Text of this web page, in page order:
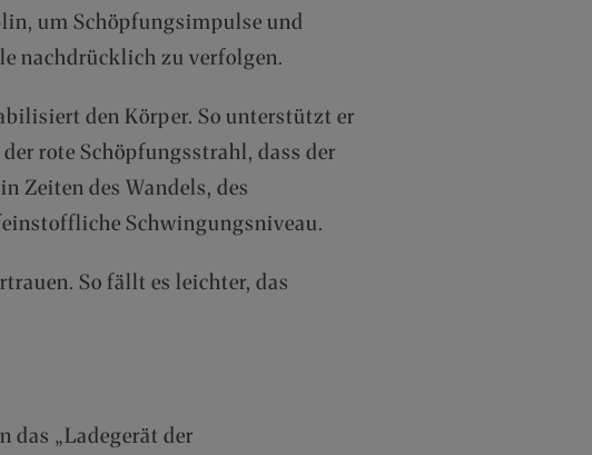
um Schöpfungsimpulse und
nachdrücklich zu verfolgen.
den Körper. So unterstützt er
rote Schöpfungsstrahl, dass der
Zeiten des Wandels, des
Schwingungsniveau.
So fällt es leichter, das
das „Ladegerät der